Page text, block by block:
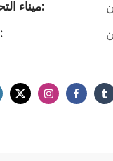
ميناء التحميل:
طَرد: